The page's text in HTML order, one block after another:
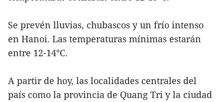
Se prevén lluvias, chubascos y un frío intenso
en Hanoi. Las temperaturas mínimas estarán
entre 12-14°C.
A partir de hoy, las localidades centrales del
país como la provincia de Quang Tri y la ciudad